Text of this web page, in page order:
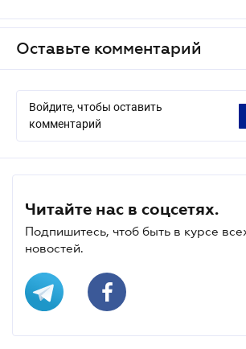
Оставьте комментарий
Войдите, чтобы оставить
комментарий
Читайте нас в соцсетях.
Подпишитесь, чтоб быть в курсе
новостей.